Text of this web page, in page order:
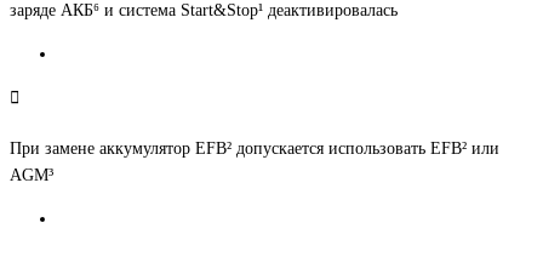
заряде АКБ⁶ и система Start&Stop¹ деактивировалась
При замене аккумулятор EFB² допускается использовать EFB² или
AGM³